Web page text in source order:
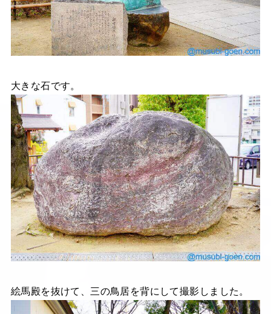
大きな石です。
絵馬殿を抜けて、三の鳥居を背にして撮影しました。